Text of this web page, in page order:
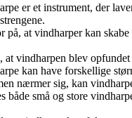
er et instrument, der
på, at vindharper kan
at vindharpen blev
kan have forskellige
nærmer sig, kan
både små og store